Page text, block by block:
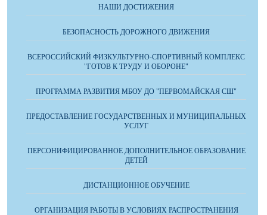
НАШИ ДОСТИЖЕНИЯ
БЕЗОПАСНОСТЬ ДОРОЖНОГО ДВИЖЕНИЯ
ВСЕРОССИЙСКИЙ ФИЗКУЛЬТУРНО-СПОРТИВНЫЙ КОМПЛЕКС
"ГОТОВ К ТРУДУ И ОБОРОНЕ"
ПРОГРАММА РАЗВИТИЯ МБОУ ДО "ПЕРВОМАЙСКАЯ СШ"
ПРЕДОСТАВЛЕНИЕ ГОСУДАРСТВЕННЫХ И МУНИЦИПАЛЬНЫХ
УСЛУГ
ПЕРСОНИФИЦИРОВАННОЕ ДОПОЛНИТЕЛЬНОЕ ОБРАЗОВАНИЕ
ДЕТЕЙ
ДИСТАНЦИОННОЕ ОБУЧЕНИЕ
ОРГАНИЗАЦИЯ РАБОТЫ В УСЛОВИЯХ РАСПРОСТРАНЕНИЯ